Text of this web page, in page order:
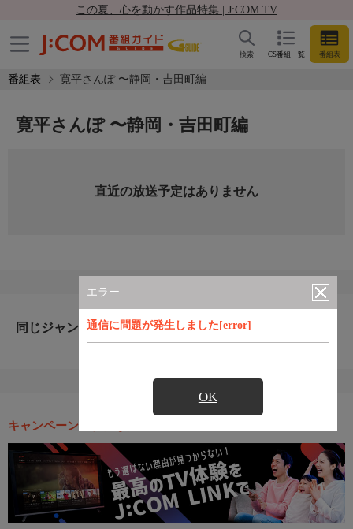
この夏、心を動かす作品特集 | J:COM TV
CS番組一覧 番組表
検索
番組表 寛平さんぽ 〜静岡・吉田町編
エラー
通信に問題が発生しました[error]
OK
寛平さんぽ 〜静岡・吉田町編
直近の放送予定はありません
同じジャンルのおすすめ番組
キャンペーン・お得な情報